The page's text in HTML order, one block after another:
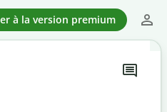
à la version premium